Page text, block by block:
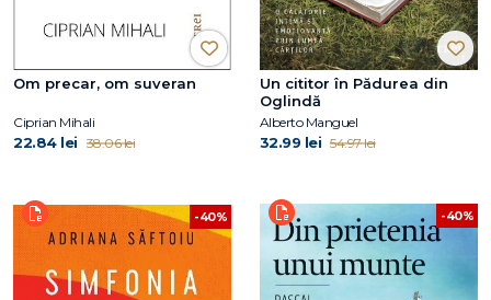
Om precar, om suveran
Ciprian Mihali
22.84 lei 38.06 lei
Un cititor în Pădurea din
Oglindă
Alberto Manguel
32.99 lei 54.97 lei
-40% -40%